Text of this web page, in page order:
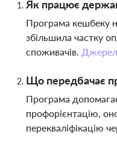
Як працює
Програма кешбеку
збільшила частку
споживачів.
Що передбачає
Програма
профорієнтацію,
перекваліфікацію